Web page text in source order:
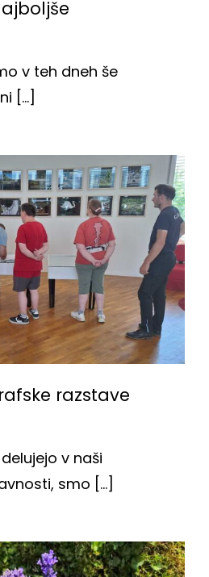
v teh dneh še
[...]
razstave
v naši
smo [...]